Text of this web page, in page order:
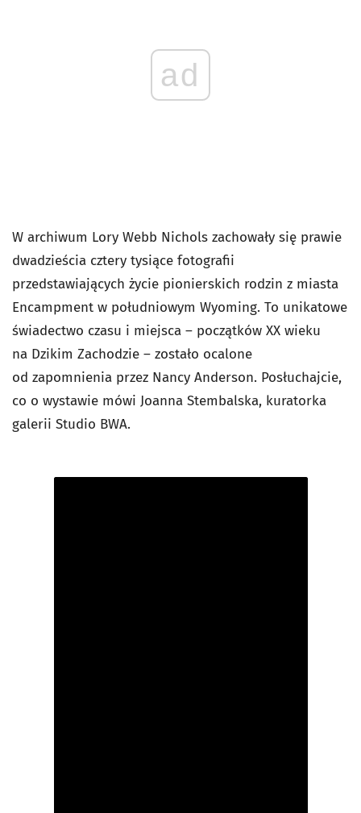
ad
W archiwum Lory Webb Nichols zachowały się prawie
dwadzieścia cztery tysiące fotografii
przedstawiających życie pionierskich rodzin z miasta
Encampment w południowym Wyoming. To unikatowe
świadectwo czasu i miejsca – początków XX wieku
na Dzikim Zachodzie – zostało ocalone
od zapomnienia przez Nancy Anderson. Posłuchajcie,
co o wystawie mówi Joanna Stembalska, kuratorka
galerii Studio BWA.